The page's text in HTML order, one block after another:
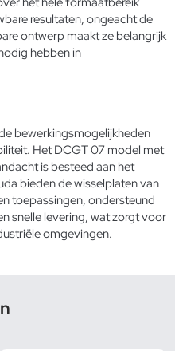
resultaten, ongeacht de
ontwerp maakt ze belangrijk
hebben in
bewerkingsmogelijkheden
Het DCGT 07 model met
is besteed aan het
bieden de wisselplaten van
toepassingen, ondersteund
snelle levering, wat zorgt voor
omgevingen.